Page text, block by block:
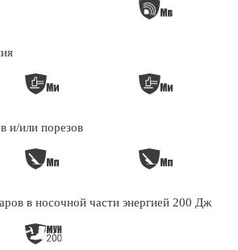
и/или порезов
в носочной части энергией 200 Дж